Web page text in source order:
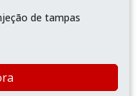
de tampas